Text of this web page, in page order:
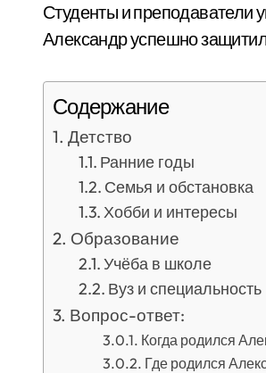
Студенты и преподаватели
Александр успешно
Содержание
Детство
Ранние годы
Семья и обстановка
Хобби и интересы
Образование
Учёба в школе
Вуз и специальность
Вопрос-ответ:
Когда родился
Где родился